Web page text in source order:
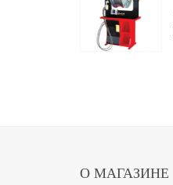
О МАГАЗИНЕ